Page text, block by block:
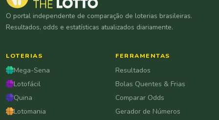
O portal independente de comparação de loterias brasileiras.
Resultados, odds e estatísticas atualizados diariamente.
LOTERIAS
Mega-Sena
Lotofácil
Quina
Lotomania
FERRAMENTAS
Resultados
Bolas Quentes & Frias
Comparar Odds
Gerador de Números